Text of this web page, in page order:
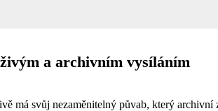
a archivním vysíláním
má svůj nezaměnitelný půvab, který archivní